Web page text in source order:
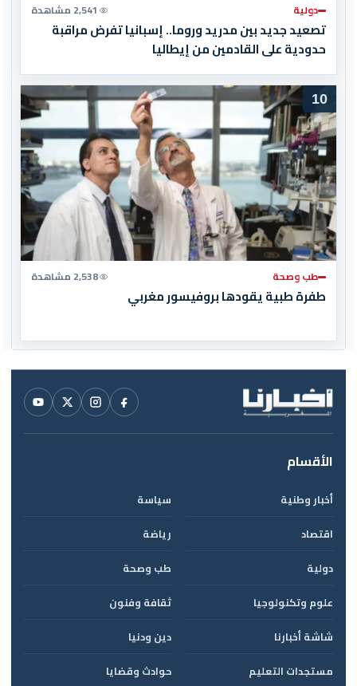
دولية 2,541 مشاهدة
تصعيد جديد بين مدريد وروما.. إسبانيا تفرض مراقبة
حدودية على القادمين من إيطاليا
10
طب وصحة 2,538 مشاهدة
طفرة طبية يقودها بروفيسور مغربي
الأقسام
أخبار وطنية
سياسة
اقتصاد
رياضة
دولية
طب وصحة
علوم وتكنولوجيا
ثقافة وفنون
شاشة أخبارنا
دين ودنيا
مستجدات التعليم
حوادث وقضايا